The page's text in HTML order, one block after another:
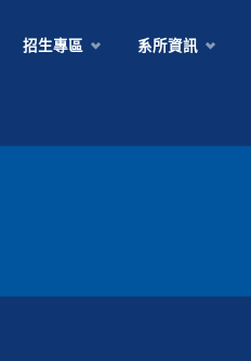
招生專區 系所資訊